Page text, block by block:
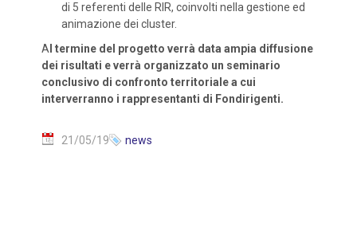
di 5 referenti delle RIR, coinvolti nella gestione ed
animazione dei cluster.
A l termine del progetto verrà data ampia diffusione
dei risultati e verrà organizzato un seminario
conclusivo di confronto territoriale a cui
interverranno i rappresentanti di Fondirigenti.
21/05/19 news